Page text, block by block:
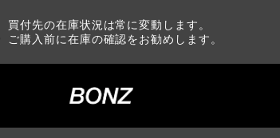
買付先の在庫状況は常に変動します。
ご購入前に在庫の確認をお勧めします。